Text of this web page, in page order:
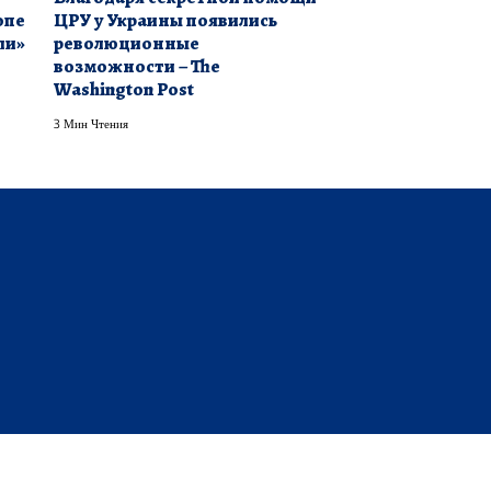
ЦРУ у Украины появились
революционные
возможности – The
Washington Post
3 Мин Чтения